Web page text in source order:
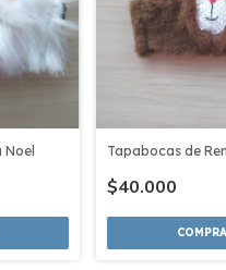
Noel Tapabocas de
$40.000